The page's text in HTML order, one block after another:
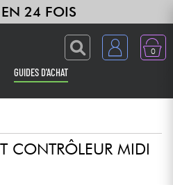
EN 24 FOIS
0
GUIDES D'ACHAT
CONTRÔLEUR MIDI